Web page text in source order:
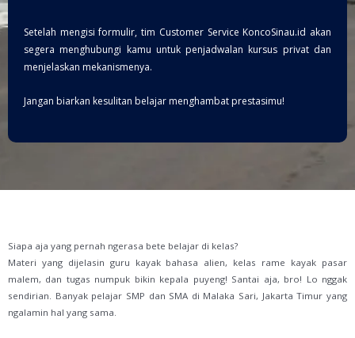
Setelah mengisi formulir, tim Customer Service KoncoSinau.id akan
segera menghubungi kamu untuk penjadwalan kursus privat dan
menjelaskan mekanismenya.
Jangan biarkan kesulitan belajar menghambat prestasimu!
Siapa aja yang pernah ngerasa bete belajar di kelas?
Materi yang dijelasin guru kayak bahasa alien, kelas rame kayak pasar
malem, dan tugas numpuk bikin kepala puyeng! Santai aja, bro! Lo nggak
sendirian. Banyak pelajar SMP dan SMA di Malaka Sari, Jakarta Timur yang
ngalamin hal yang sama.